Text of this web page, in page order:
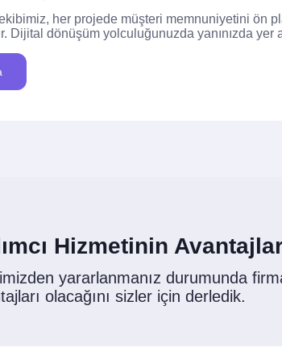
her projede müşteri memnuniyetini ön
Dijital dönüşüm yolculuğunuzda yanınızda yer
Hizmetinin
yararlanmanız durumunda
olacağını sizler için derledik.